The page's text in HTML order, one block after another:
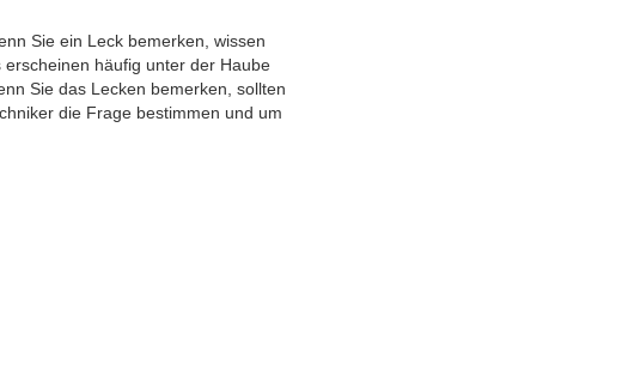
Sie ein Leck bemerken, wissen
erscheinen häufig unter der Haube
Sie das Lecken bemerken, sollten
die Frage bestimmen und um